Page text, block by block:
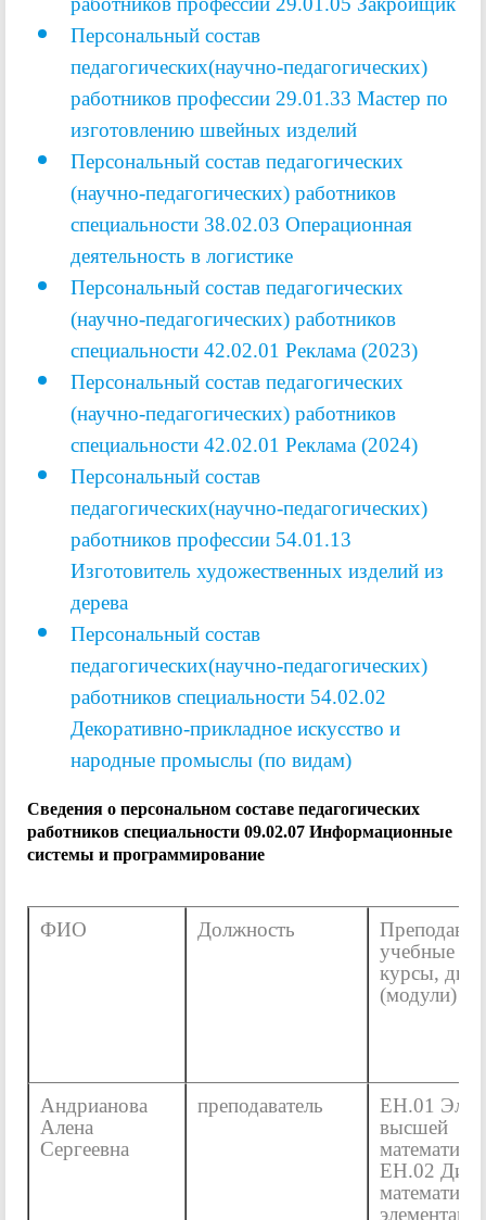
Персональный состав
педагогических(научно-педагогических)
работников профессии 29.01.33 Мастер по
изготовлению швейных изделий
Персональный состав педагогических
(научно-педагогических) работников
специальности 38.02.03 Операционная
деятельность в логистике
Персональный состав педагогических
(научно-педагогических) работников
специальности 42.02.01 Реклама (2023)
Персональный состав педагогических
(научно-педагогических) работников
специальности 42.02.01 Реклама (2024)
Персональный состав
педагогических(научно-педагогических)
работников профессии 54.01.13
Изготовитель художественных изделий из
дерева
Персональный состав
педагогических(научно-педагогических)
работников специальности 54.02.02
Декоративно-прикладное искусство и
народные промыслы (по видам)
Сведения о персональном составе педагогических
работников специальности 09.02.07 Информационные
системы и программирование
ФИО Должность
учебные
курсы,
(модули)
Андрианова
Алена
Сергеевна
преподаватель
ЕН.01
высшей
математики
ЕН.02
математика
элементами